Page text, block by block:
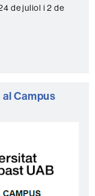
de juliol i 2 de
Campus